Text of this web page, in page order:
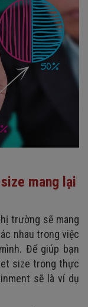
mang lại
trường sẽ mang
nhau trong việc
Để giúp bạn
size trong thực
sẽ là ví dụ